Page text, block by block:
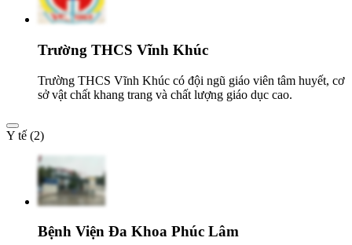
Trường THCS Vĩnh Khúc
Trường THCS Vĩnh Khúc có đội ngũ giáo viên tâm huyết, cơ
sở vật chất khang trang và chất lượng giáo dục cao.
Y tế (2)
Bệnh Viện Đa Khoa Phúc Lâm